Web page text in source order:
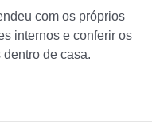
com os próprios
internos e conferir os
de casa.